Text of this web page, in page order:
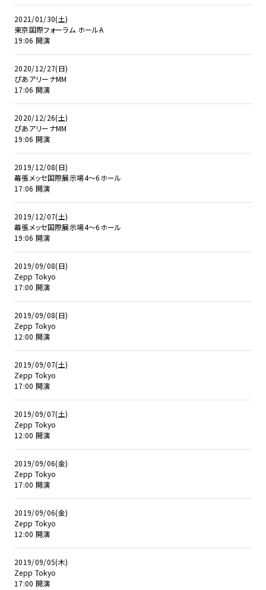
2021/01/30(土)
東京国際フォーラム ホールA
19:06 開演
2020/12/27(日)
ぴあアリーナMM
17:06 開演
2020/12/26(土)
ぴあアリーナMM
19:06 開演
2019/12/08(日)
幕張メッセ国際展示場4～6ホール
17:06 開演
2019/12/07(土)
幕張メッセ国際展示場4～6ホール
19:06 開演
2019/09/08(日)
Zepp Tokyo
17:00 開演
2019/09/08(日)
Zepp Tokyo
12:00 開演
2019/09/07(土)
Zepp Tokyo
17:00 開演
2019/09/07(土)
Zepp Tokyo
12:00 開演
2019/09/06(金)
Zepp Tokyo
17:00 開演
2019/09/06(金)
Zepp Tokyo
12:00 開演
2019/09/05(木)
Zepp Tokyo
17:00 開演